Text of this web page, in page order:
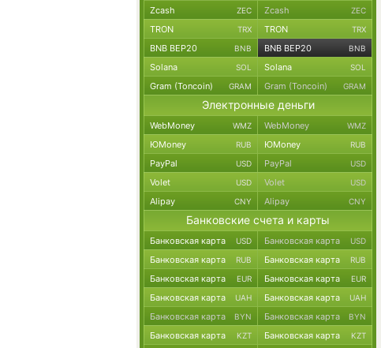
Zcash ZEC Zcash ZEC
TRON TRX TRON TRX
BNB BEP20 BNB BNB BEP20 BNB
Solana SOL Solana SOL
Gram (Toncoin) GRAM Gram (Toncoin) GRAM
Электронные деньги
WebMoney WMZ WebMoney WMZ
ЮMoney RUB ЮMoney RUB
PayPal USD PayPal USD
Volet USD Volet USD
Alipay CNY Alipay CNY
Банковские счета и карты
Банковская карта USD Банковская карта USD
Банковская карта RUB Банковская карта RUB
Банковская карта EUR Банковская карта EUR
Банковская карта UAH Банковская карта UAH
Банковская карта BYN Банковская карта BYN
Банковская карта KZT Банковская карта KZT